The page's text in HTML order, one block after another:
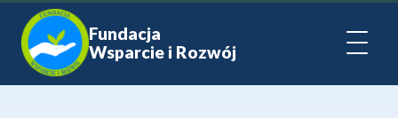
Fundacja
Wsparcie i Rozwój